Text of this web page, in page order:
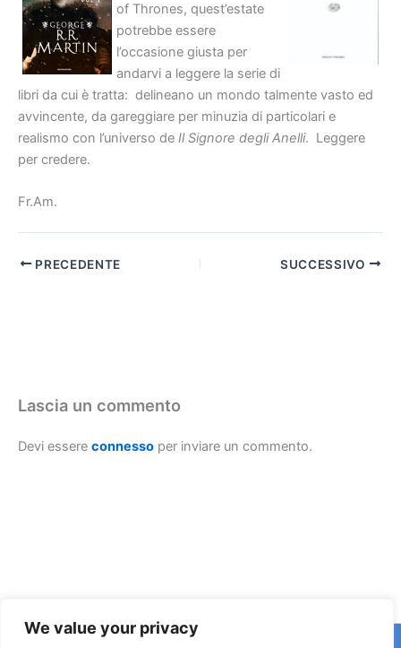
We value your privacy
of Thrones, quest’estate
potrebbe essere
l’occasione giusta per
andarvi a leggere la serie di
libri da cui è tratta: delineano un mondo talmente vasto ed
avvincente, da gareggiare per minuzia di particolari e
realismo con l’universo de Il Signore degli Anelli. Leggere
per credere.
Fr.Am.
PRECEDENTE SUCCESSIVO
Lascia un commento
Devi essere connesso per inviare un commento.